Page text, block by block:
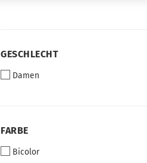
GESCHLECHT
GESCHLECHT
Damen
FARBE
FARBE
Bicolor